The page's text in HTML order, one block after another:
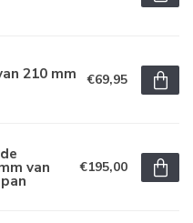
210 mm €69,95
van €195,00